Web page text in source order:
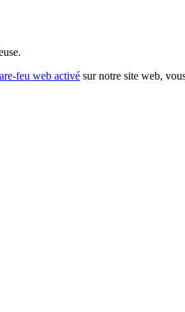
feu web activé sur notre site web,